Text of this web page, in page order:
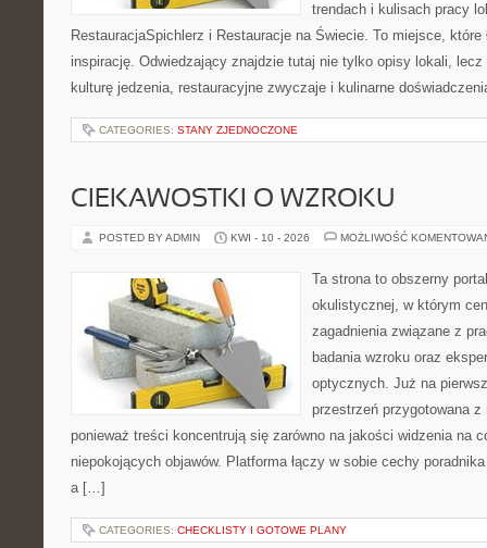
trendach i kulisach pracy
RestauracjaSpichlerz i Restauracje na Świecie. To miejsce, które
inspirację. Odwiedzający znajdzie tutaj nie tylko opisy lokali,
kulturę jedzenia, restauracyjne zwyczaje i kulinarne
CATEGORIES: STANY ZJEDNOCZONE
CIEKAWOSTKI O WZROKU
POSTED BY ADMIN KWI - 10 - 2026 MOŻLIWOŚĆ
Ta strona to obszerny
okulistycznej, w którym
zagadnienia związane z
badania wzroku oraz
optycznych. Już na
przestrzeń przygotowana
ponieważ treści koncentrują się zarówno na jakości widzenia na
niepokojących objawów. Platforma łączy w sobie cechy
a […]
CATEGORIES: CHECKLISTY I GOTOWE PLANY